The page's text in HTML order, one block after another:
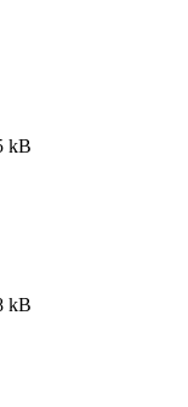
kB
kB